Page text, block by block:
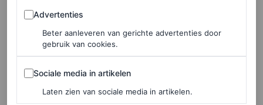
LEES OOK
Pamela Anderson en Liam Neeson debuteren
als koppel mét hun zonen op de rode loper
Advertenties
Advertenties
Beter aanleveren van gerichte advertenties door
gebruik van cookies.
Sociale media in artikelen
Sociale media in artikelen
Laten zien van sociale media in artikelen.